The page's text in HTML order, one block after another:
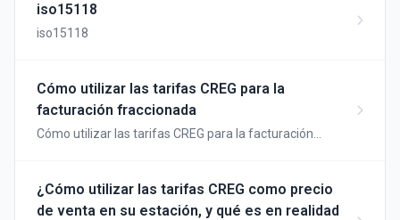
iso15118
iso15118
Cómo utilizar las tarifas CREG para la
facturación fraccionada
Cómo utilizar las tarifas CREG para la facturación
¿Cómo utilizar las tarifas CREG como precio
de venta en su estación, y qué es en realidad